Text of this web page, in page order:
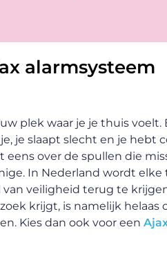
alarmsysteem
plek waar je je thuis
je slaapt slecht en je
over de spullen die
In Nederland wordt
veiligheid terug te
krijgt, is namelijk helaas
Kies dan ook voor een